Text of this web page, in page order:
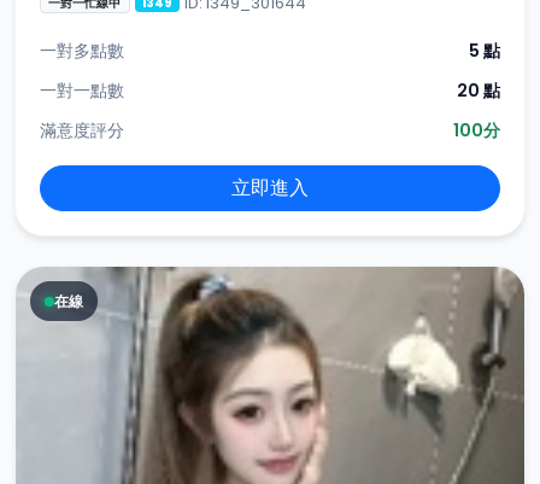
一對多點數
5 點
一對一點數
20 點
滿意度評分
100分
立即進入
在線